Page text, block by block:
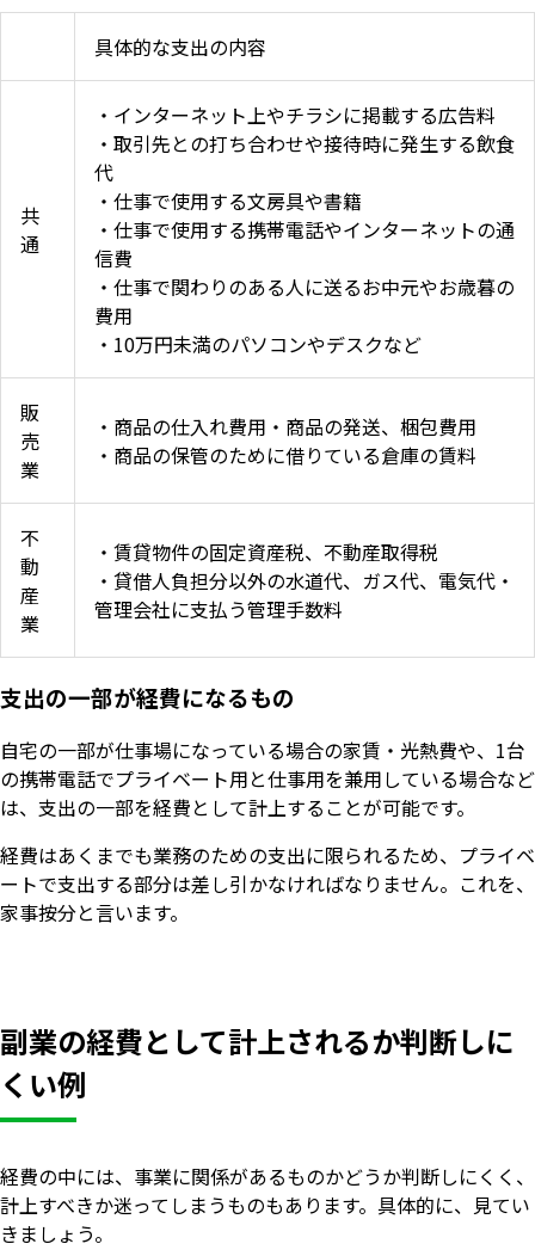
具体的な支出の内容
共
通
・インターネット上やチラシに掲載する広告料
・取引先との打ち合わせや接待時に発生する飲食
代
・仕事で使用する文房具や書籍
・仕事で使用する携帯電話やインターネットの通
信費
・仕事で関わりのある人に送るお中元やお歳暮の
費用
・10万円未満のパソコンやデスクなど
販
売
業
・商品の仕入れ費用・商品の発送、梱包費用
・商品の保管のために借りている倉庫の賃料
不
動
産
業
・賃貸物件の固定資産税、不動産取得税
・貸借人負担分以外の水道代、ガス代、電気代・
管理会社に支払う管理手数料
支出の一部が経費になるもの
自宅の一部が仕事場になっている場合の家賃・光熱費や、1台
の携帯電話でプライベート用と仕事用を兼用している場合など
は、支出の一部を経費として計上することが可能です。
経費はあくまでも業務のための支出に限られるため、プライベ
ートで支出する部分は差し引かなければなりません。これを、
家事按分と言います。
副業の経費として計上されるか判断しに
くい例
経費の中には、事業に関係があるものかどうか判断しにくく、
計上すべきか迷ってしまうものもあります。具体的に、見てい
きましょう。